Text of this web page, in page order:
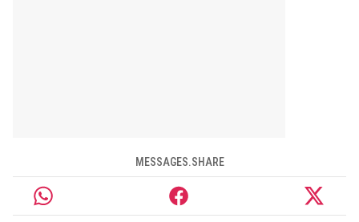
MESSAGES.SHARE